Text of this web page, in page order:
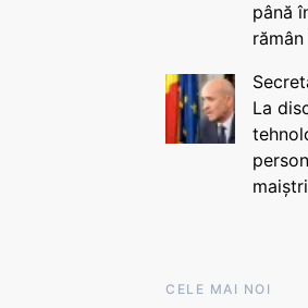
până
La
CELE MAI NOI